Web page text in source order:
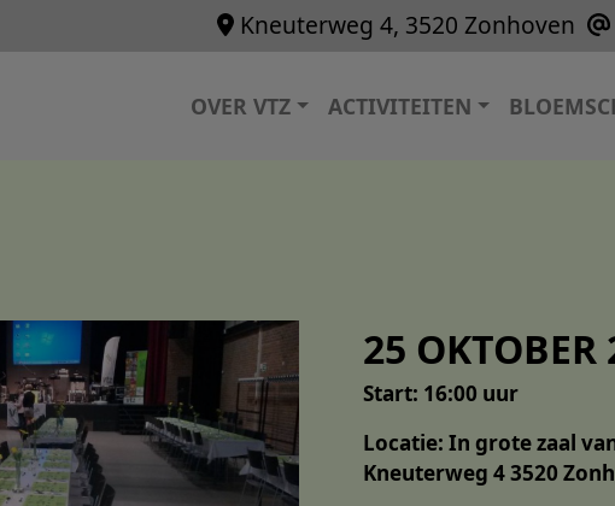
Kneuterweg 4, 3520 Zonhoven
Hoofdnavigatie
OVER VTZ ACTIVITEITEN
25 OKTOBER
Start: 16:00 uur
Locatie: In grote zaal
Kneuterweg 4 3520